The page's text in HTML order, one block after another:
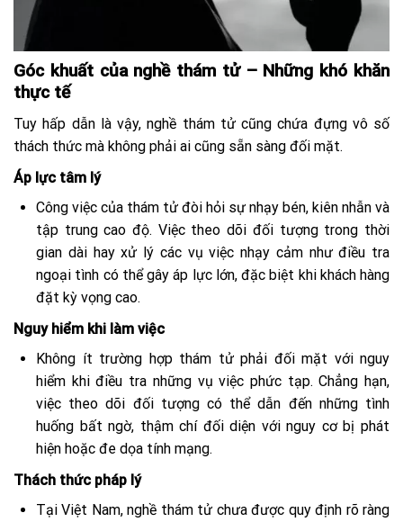
Góc khuất của nghề thám tử – Những khó khăn
thực tế
Tuy hấp dẫn là vậy, nghề thám tử cũng chứa đựng vô số
thách thức mà không phải ai cũng sẵn sàng đối mặt.
Áp lực tâm lý
Công việc của thám tử đòi hỏi sự nhạy bén, kiên nhẫn và
tập trung cao độ. Việc theo dõi đối tượng trong thời
gian dài hay xử lý các vụ việc nhạy cảm như điều tra
ngoại tình có thể gây áp lực lớn, đặc biệt khi khách hàng
đặt kỳ vọng cao.
Nguy hiểm khi làm việc
Không ít trường hợp thám tử phải đối mặt với nguy
hiểm khi điều tra những vụ việc phức tạp. Chẳng hạn,
việc theo dõi đối tượng có thể dẫn đến những tình
huống bất ngờ, thậm chí đối diện với nguy cơ bị phát
hiện hoặc đe dọa tính mạng.
Thách thức pháp lý
Tại Việt Nam, nghề thám tử chưa được quy định rõ ràng